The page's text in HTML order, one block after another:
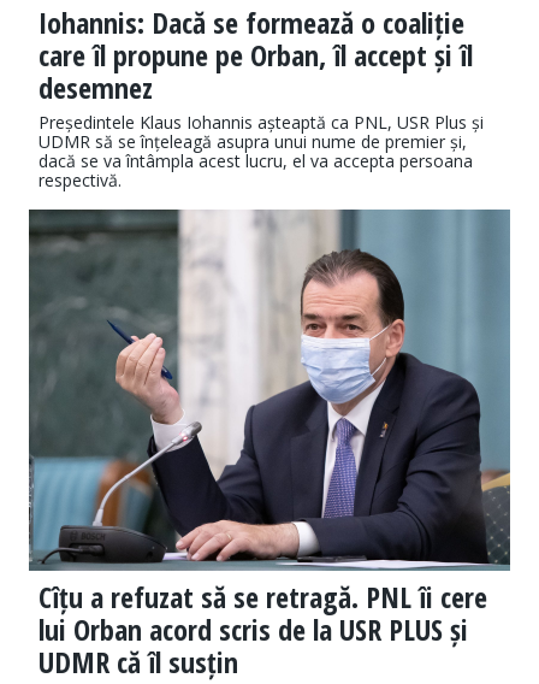
Iohannis: Dacă se formează o coaliție
care îl propune pe Orban, îl accept și îl
desemnez
Președintele Klaus Iohannis așteaptă ca PNL, USR Plus și
UDMR să se înțeleagă asupra unui nume de premier și,
dacă se va întâmpla acest lucru, el va accepta persoana
respectivă.
Cîțu a refuzat să se retragă. PNL îi cere
lui Orban acord scris de la USR PLUS și
UDMR că îl susțin